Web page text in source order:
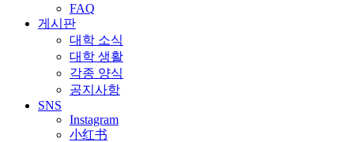
FAQ
게시판
대학 소식
대학 생활
각종 양식
공지사항
SNS
Instagram
小红书